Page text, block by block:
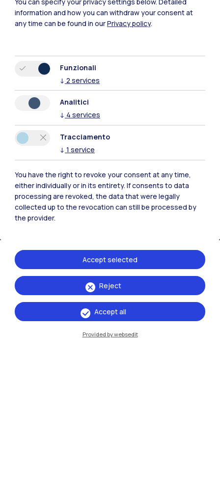
Sedi
Milano Leonardo
Milano Bovisa
Cremona
information and how you can withdraw your consent at
any time can be found in ourPrivacy policy.
Funzionali
↓ 2 services
Analitici
↓ 4 services
Tracciamento
↓ 1 service
You have the right to revoke your consent at any time,
either individually or in its entirety. If consents to data
processing are revoked, the data that were legally
collected up to the revocation can still be processed by
the provider.
Reject
Accept selected
Accept all
Provided by websedit